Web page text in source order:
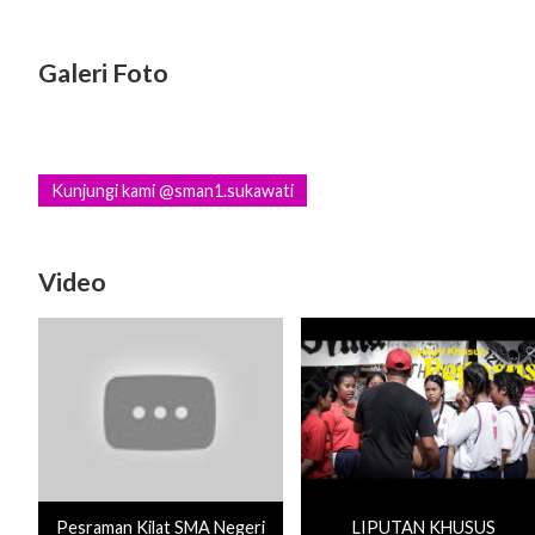
Galeri Foto
Kunjungi kami @sman1.sukawati
Video
Pesraman Kilat SMA Negeri LIPUTAN KHUSUS